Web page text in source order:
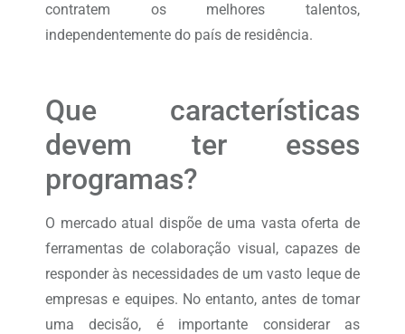
contratem os melhores talentos,
independentemente do país de residência.
Que características
devem ter esses
programas?
O mercado atual dispõe de uma vasta oferta de
ferramentas de colaboração visual, capazes de
responder às necessidades de um vasto leque de
empresas e equipes. No entanto, antes de tomar
uma decisão, é importante considerar as